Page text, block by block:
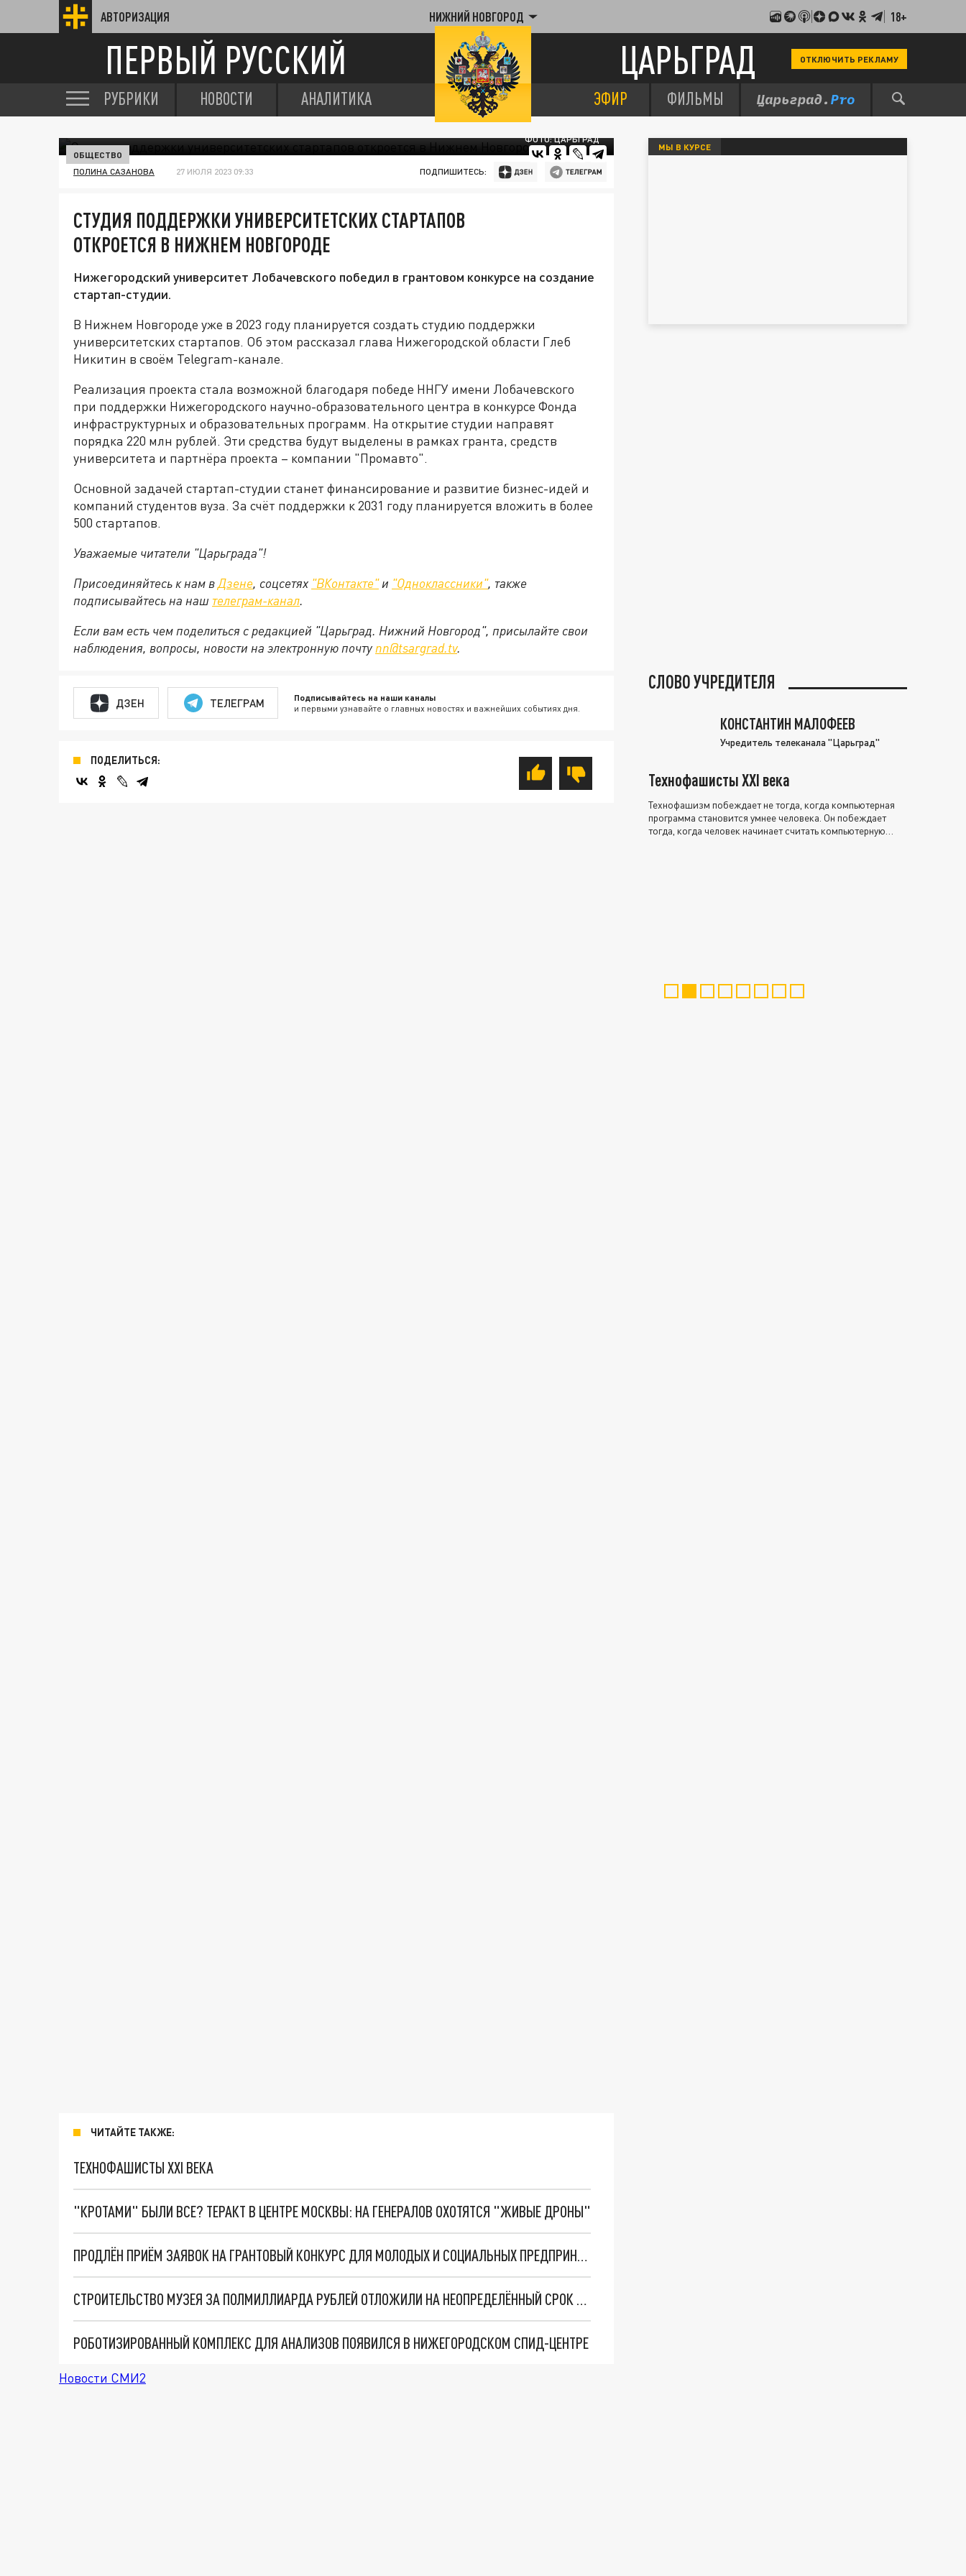
АВТОРИЗАЦИЯ НИЖНИЙ НОВГОРОД 18+
ПЕРВЫЙ РУССКИЙ ЦАРЬГРАД ОТКЛЮЧИТЬ РЕКЛАМУ
РУБРИКИ НОВОСТИ АНАЛИТИКА ЭФИР ФИЛЬМЫ
ФОТО: ЦАРЬГРАД
ОБЩЕСТВО
ПОЛИНА САЗАНОВА 27 ИЮЛЯ 2023 09:33 ПОДПИШИТЕСЬ:
СТУДИЯ ПОДДЕРЖКИ УНИВЕРСИТЕТСКИХ СТАРТАПОВ
ОТКРОЕТСЯ В НИЖНЕМ НОВГОРОДЕ
Нижегородский университет Лобачевского победил в грантовом конкурсе на создание
стартап-студии.
В Нижнем Новгороде уже в 2023 году планируется создать студию поддержки
университетских стартапов. Об этом рассказал глава Нижегородской области Глеб
Никитин в своём Telegram-канале.
Реализация проекта стала возможной благодаря победе ННГУ имени Лобачевского
при поддержки Нижегородского научно-образовательного центра в конкурсе Фонда
инфраструктурных и образовательных программ. На открытие студии направят
порядка 220 млн рублей. Эти средства будут выделены в рамках гранта, средств
университета и партнёра проекта – компании "Промавто".
Основной задачей стартап-студии станет финансирование и развитие бизнес-идей и
компаний студентов вуза. За счёт поддержки к 2031 году планируется вложить в более
500 стартапов.
Уважаемые читатели "Царьграда"!
Присоединяйтесь к нам вДзене, соцсетях "ВКонтакте"и "Одноклассники", также
подписывайтесь на наш телеграм-канал.
Если вам есть чем поделиться с редакцией "Царьград. Нижний Новгород", присылайте свои
наблюдения, вопросы, новости на электронную почту nn@tsargrad.tv.
ДЗЕН ТЕЛЕГРАМ Подписывайтесь на наши каналы
и первыми узнавайте о главных новостях и важнейших событиях дня.
ПОДЕЛИТЬСЯ:
ЧИТАЙТЕ ТАКЖЕ:
ТЕХНОФАШИСТЫ XXI ВЕКА
"КРОТАМИ" БЫЛИ ВСЕ? ТЕРАКТ В ЦЕНТРЕ МОСКВЫ: НА ГЕНЕРАЛОВ ОХОТЯТСЯ "ЖИВЫЕ ДРОНЫ"
ПРОДЛЁН ПРИЁМ ЗАЯВОК НА ГРАНТОВЫЙ КОНКУРС ДЛЯ МОЛОДЫХ И СОЦИАЛЬНЫХ ПРЕДПРИНИМАТЕЛЕЙ-НИЖЕГОРОДЦЕВ
СТРОИТЕЛЬСТВО МУЗЕЯ ЗА ПОЛМИЛЛИАРДА РУБЛЕЙ ОТЛОЖИЛИ НА НЕОПРЕДЕЛЁННЫЙ СРОК В НИЖНЕМ НОВГОРОДЕ
РОБОТИЗИРОВАННЫЙ КОМПЛЕКС ДЛЯ АНАЛИЗОВ ПОЯВИЛСЯ В НИЖЕГОРОДСКОМ СПИД-ЦЕНТРЕ
Новости СМИ2
МЫ В КУРСЕ
СЛОВО УЧРЕДИТЕЛЯ
КОНСТАНТИН МАЛОФЕЕВ
Учредитель телеканала "Царьград"
Технофашисты XXI века
Технофашизм побеждает не тогда, когда компьютерная
программа становится умнее человека. Он побеждает
тогда, когда человек начинает считать компьютерную